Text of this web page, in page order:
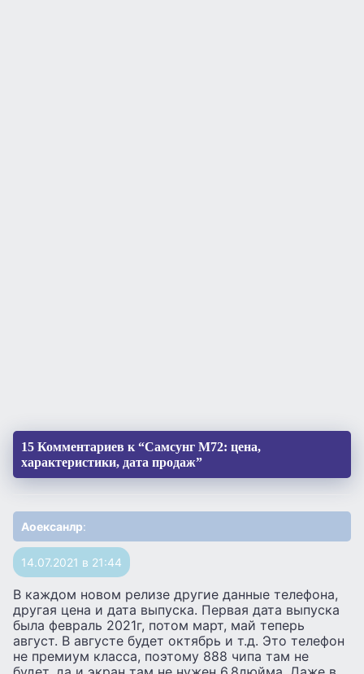
15 Комментариев к “Самсунг М72: цена,
характеристики, дата продаж”
Аоексанлр:
14.07.2021 в 21:44
В каждом новом релизе другие данные телефона,
другая цена и дата выпуска. Первая дата выпуска
была февраль 2021г, потом март, май теперь
август. В августе будет октябрь и т.д. Это телефон
не премиум класса, поэтому 888 чипа там не